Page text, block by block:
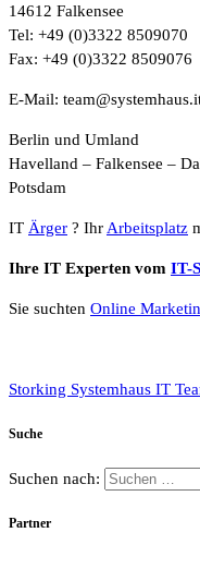
14612 Falkensee
Tel: +49 (0)3322 8509070
Fax: +49 (0)3322 8509076
E-Mail:
Berlin und Umland
Havelland – Falkensee –
Potsdam
IT Ärger ? IhrArbeitsplatz
Ihre IT Experten vom IT-
Sie suchten Online
Storking Systemhaus IT
Suche
Suchen nach:
Partner